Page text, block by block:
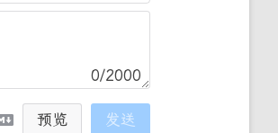
0/2000
预览 发送